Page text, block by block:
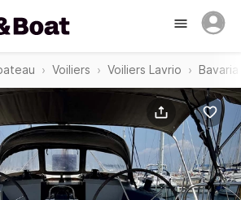
Voiliers Voiliers Lavrio